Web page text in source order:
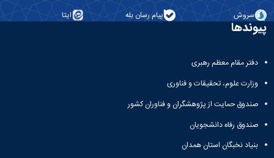
سروش پیام رسان بله ایتا
پیوندها
دفتر مقام معظم رهبری
وزارت علوم، تحقیقات و فناوری
صندوق حمایت از پژوهشگران و فناوران کشور
صندوق رفاه دانشجویان
بنیاد نخبگان استان همدان